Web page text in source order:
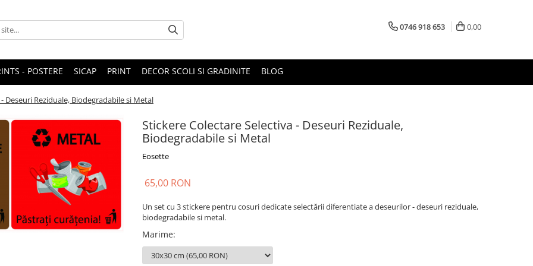
0746 918 653 0,00
- POSTERE SICAP PRINT DECOR SCOLI SI GRADINITE BLOG
Deseuri Reziduale, Biodegradabile si Metal
Stickere Colectare Selectiva - Deseuri Reziduale,
Biodegradabile si Metal
Eosette
65,00 RON
Un set cu 3 stickere pentru cosuri dedicate selectării diferentiate a deseurilor - deseuri reziduale,
biodegradabile si metal.
Marime: